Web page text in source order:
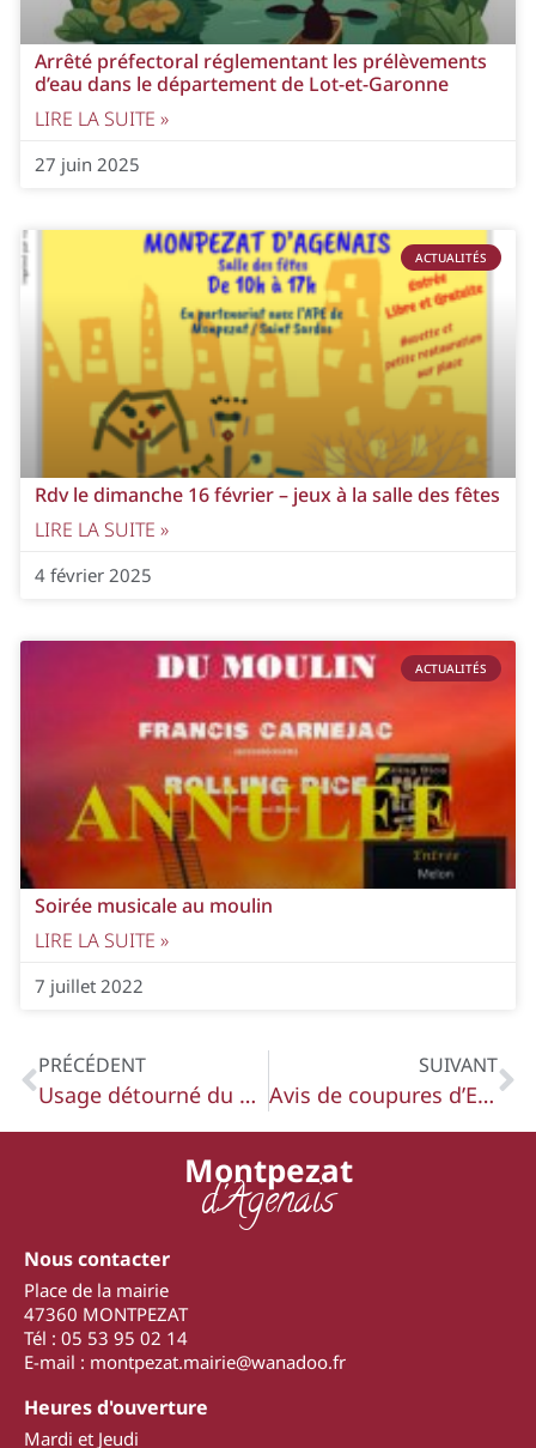
Arrêté préfectoral réglementant les prélèvements
d’eau dans le département de Lot-et-Garonne
LIRE LA SUITE »
27 juin 2025
ACTUALITÉS
Rdv le dimanche 16 février – jeux à la salle des fêtes
LIRE LA SUITE »
4 février 2025
ACTUALITÉS
Soirée musicale au moulin
LIRE LA SUITE »
7 juillet 2022
PRÉCÉDENT
Usage détourné du protoxyde d’azote en Lot-et-Garonne – arrêté préfectoral du 23/01/2026
SUIVANT
Avis de coupures d’Eau les 4 et 5 février de 8 h 30 à 12 h
Montpezat
d'Agenais
Nous contacter
Place de la mairie
47360 MONTPEZAT
Tél : 05 53 95 02 14
E-mail : montpezat.mairie@wanadoo.fr
Heures d'ouverture
Mardi et Jeudi